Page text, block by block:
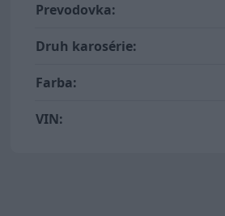
Prevodovka:
Druh karosérie:
Farba:
VIN: